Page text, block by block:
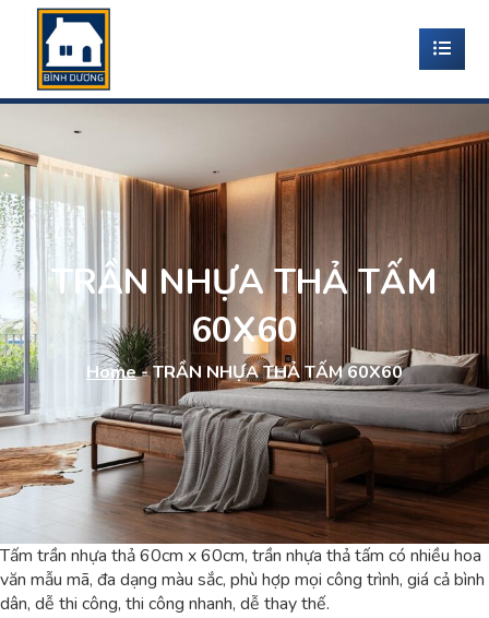
TRẦN NHỰA THẢ TẤM
60X60
Home-TRẦN NHỰA THẢ TẤM 60X60
Tấm trần nhựa thả 60cm x 60cm, trần nhựa thả tấm có nhiều hoa
văn mẫu mã, đa dạng màu sắc, phù hợp mọi công trình, giá cả bình
dân, dễ thi công, thi công nhanh, dễ thay thế.